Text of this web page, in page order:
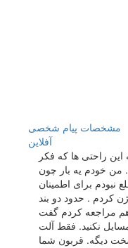
مشخصات پیام شخصی
آفلاين
این راحتی ها که فکر
من خودم یه بار چون
نبودم برای اطمینان
کردم . حدود دو بند
هم مراجعه کردم گفت
نکنید. فقط آلت
دیگه. قربون شما